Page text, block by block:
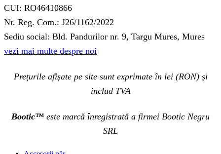
CUI: RO46410866
Nr. Reg. Com.: J26/1162/2022
Sediu social: Bld. Pandurilor nr. 9, Targu Mures, Mures
vezi mai multe despre noi
Prețurile afișate pe site sunt exprimate în lei (RON) și
includ TVA
Bootic™ este marcă înregistrată a firmei Bootic Negru
SRL